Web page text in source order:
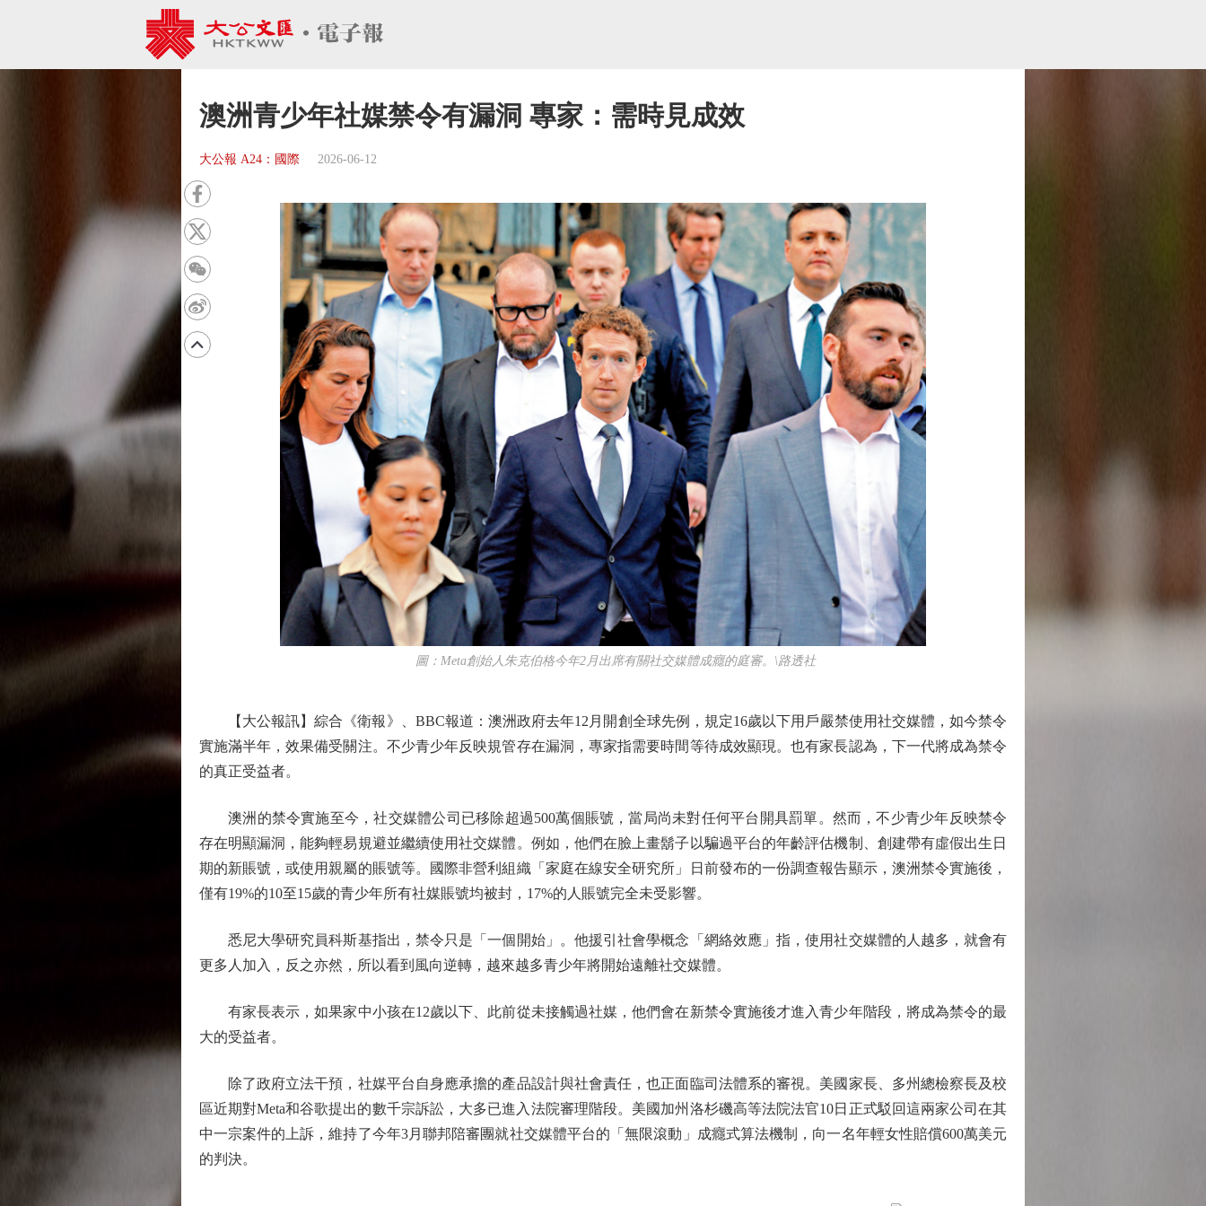
澳洲青少年社媒禁令有漏洞 專家：需時見成效
大公報 A24：國際 2026-06-12
圖：Meta創始人朱克伯格今年2月出席有關社交媒體成癮的庭審。\路透社
【大公報訊】綜合《衛報》、BBC報道：澳洲政府去年12月開創全球先例，規定16歲以下用戶嚴禁使用社交媒體，如今禁令
實施滿半年，效果備受關注。不少青少年反映規管存在漏洞，專家指需要時間等待成效顯現。也有家長認為，下一代將成為禁令
的真正受益者。
澳洲的禁令實施至今，社交媒體公司已移除超過500萬個賬號，當局尚未對任何平台開具罰單。然而，不少青少年反映禁令
存在明顯漏洞，能夠輕易規避並繼續使用社交媒體。例如，他們在臉上畫鬍子以騙過平台的年齡評估機制、創建帶有虛假出生日
期的新賬號，或使用親屬的賬號等。國際非營利組織「家庭在線安全研究所」日前發布的一份調查報告顯示，澳洲禁令實施後，
僅有19%的10至15歲的青少年所有社媒賬號均被封，17%的人賬號完全未受影響。
悉尼大學研究員科斯基指出，禁令只是「一個開始」。他援引社會學概念「網絡效應」指，使用社交媒體的人越多，就會有
更多人加入，反之亦然，所以看到風向逆轉，越來越多青少年將開始遠離社交媒體。
有家長表示，如果家中小孩在12歲以下、此前從未接觸過社媒，他們會在新禁令實施後才進入青少年階段，將成為禁令的最
大的受益者。
除了政府立法干預，社媒平台自身應承擔的產品設計與社會責任，也正面臨司法體系的審視。美國家長、多州總檢察長及校
區近期對Meta和谷歌提出的數千宗訴訟，大多已進入法院審理階段。美國加州洛杉磯高等法院法官10日正式駁回這兩家公司在其
中一宗案件的上訴，維持了今年3月聯邦陪審團就社交媒體平台的「無限滾動」成癮式算法機制，向一名年輕女性賠償600萬美元
的判決。